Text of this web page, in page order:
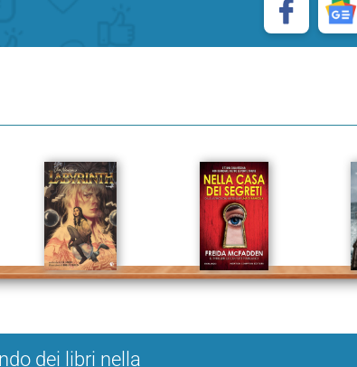
dei libri nella